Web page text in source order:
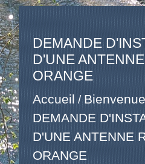
DEMANDE
D'UNE
ORANGE
Accueil /Bienvenue
DEMANDE
D'UNE ANTENNE
ORANGE